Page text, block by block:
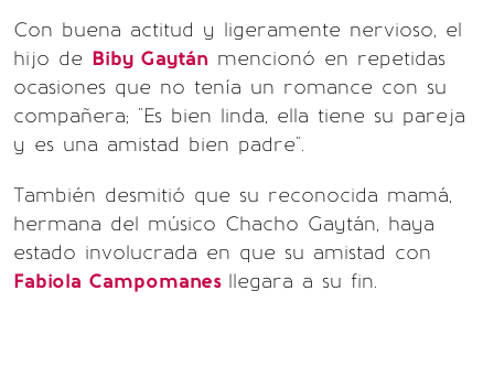
Con buena actitud y ligeramente nervioso, el
hijo de Biby Gaytán mencionó en repetidas
ocasiones que no tenía un romance con su
compañera; "Es bien linda, ella tiene su pareja
y es una amistad bien padre".
También desmitió que su reconocida mamá,
hermana del músico Chacho Gaytán, haya
estado involucrada en que su amistad con
Fabiola Campomanes llegara a su fin.